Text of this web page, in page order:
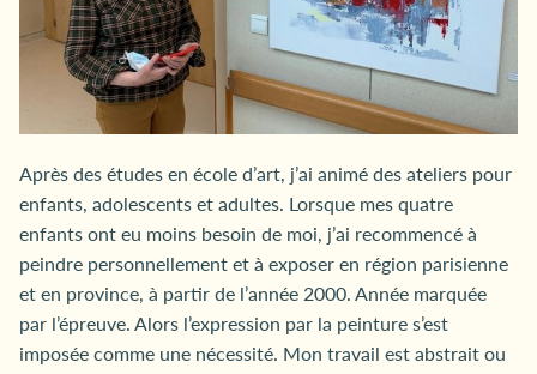
Après des études en école d’art, j’ai animé des ateliers pour
enfants, adolescents et adultes. Lorsque mes quatre
enfants ont eu moins besoin de moi, j’ai recommencé à
peindre personnellement et à exposer en région parisienne
et en province, à partir de l’année 2000. Année marquée
par l’épreuve. Alors l’expression par la peinture s’est
imposée comme une nécessité. Mon travail est abstrait ou